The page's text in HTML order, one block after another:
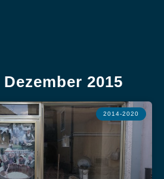
2015
2014-2020